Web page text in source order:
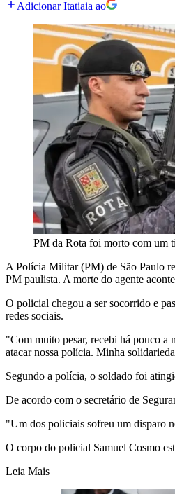
Adicionar Itatiaia ao
PM da Rota foi morto com um
A Polícia Militar (PM) de São Paulo
PM paulista. A morte do agente
O policial chegou a ser socorrido e
redes sociais.
"Com muito pesar, recebi há pouco a
atacar nossa polícia. Minha
Segundo a polícia, o soldado foi
De acordo com o secretário de
"Um dos policiais sofreu um disparo
O corpo do policial Samuel Cosmo
Leia Mais